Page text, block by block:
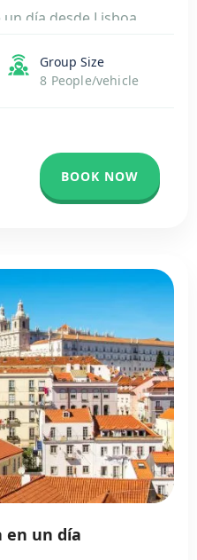
día desde Lisboa.
Palacio de Pena, un
Group Size
8 People/vehicle
BOOK NOW
en un día